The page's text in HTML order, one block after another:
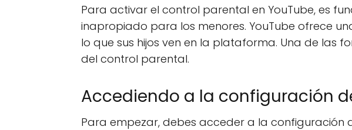
Para activar el control parental en YouTube, es
inapropiado para los menores. YouTube ofrece
lo que sus hijos ven en la plataforma. Una de las
del control parental.
Accediendo a la configuración
Para empezar, debes acceder a la configuración